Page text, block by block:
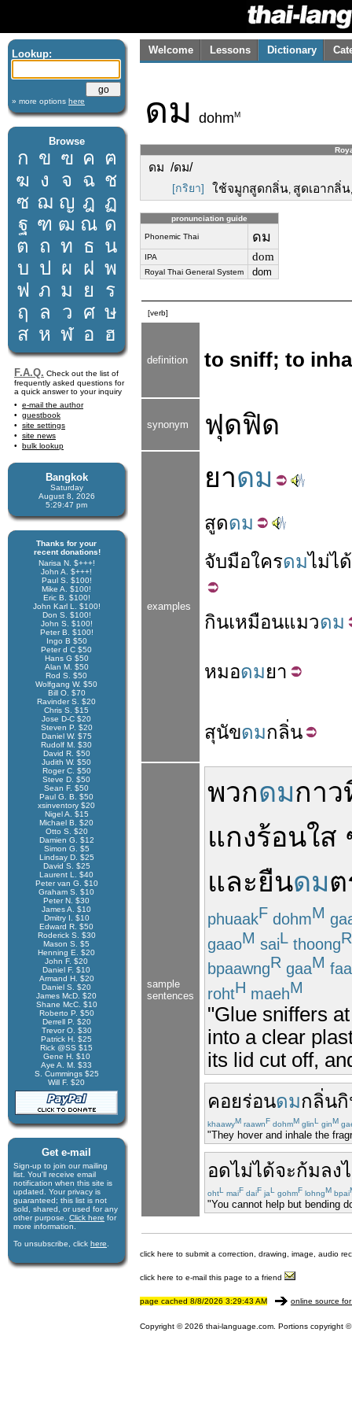
Lookup:
» more options here
Browse
ก ข ฃ ค ฅ
ฆ ง จ ฉ ช
ซ ฌ ญ ฎ ฏ
ฐ ฑ ฒ ณ ด
ต ถ ท ธ น
บ ป ผ ฝ พ
ฟ ภ ม ย
ร
ฤ
ล ว ศ ษ
ส ห ฬ อ ฮ
F.A.Q. Check out the list of
frequently asked questions for
a quick answer to your inquiry
e-mail the author
guestbook
site settings
site news
bulk lookup
Bangkok
Saturday
August 8, 2026
5:29:47 pm
Thanks for your
recent donations!
Narisa N. $+++!
John A. $+++!
Paul S. $100!
Mike A. $100!
Eric B. $100!
John Karl L. $100!
Don S. $100!
John S. $100!
Peter B. $100!
Ingo B $50
Peter d C $50
Hans G $50
Alan M. $50
Rod S. $50
Wolfgang W. $50
Bill O. $70
Ravinder S. $20
Chris S. $15
Jose D-C $20
Steven P. $20
Daniel W. $75
Rudolf M. $30
David R. $50
Judith W. $50
Roger C. $50
Steve D. $50
Sean F. $50
Paul G. B. $50
xsinventory $20
Nigel A. $15
Michael B. $20
Otto S. $20
Damien G. $12
Simon G. $5
Lindsay D. $25
David S. $25
Laurent L. $40
Peter van G. $10
Graham S. $10
Peter N. $30
James A. $10
Dmitry I. $10
Edward R. $50
Roderick S. $30
Mason S. $5
Henning E. $20
John F. $20
Daniel F. $10
Armand H. $20
Daniel S. $20
James McD. $20
Shane McC. $10
Roberto P. $50
Derrell P. $20
Trevor O. $30
Patrick H. $25
Rick @SS $15
Gene H. $10
Aye A. M. $33
S. Cummings $25
Will F. $20
Get e-mail
Sign-up to join our mail­ing
list. You'll receive e­mail
notification when this site is
updated. Your privacy is
guaran­teed; this list is not
sold, shared, or used for any
other purpose. Click here for
more infor­mation.
To unsubscribe, click here
Welcome Lessons Dictionary
ดม dohmM
ดม /ดม/
[กริยา] ใช้จมูกสูดกลิ่น, สูดเอากลิ่น
pronunciation guide
Phonemic Thai ดม
IPA dom
Royal Thai General System dom
[verb]
definition to sniff; to
synonym ฟุดฟิด
examples
ยาดม
สูดดม
จับมือใครดมไม่ได้
กินเหมือนแมวดม
หมอดมยา
สุนัขดมกลิ่น
sample
sentences
พวกดมกาว
แกงร้อนใส
และยืนดมต
phuaakF dohmM
gaaoM saiL thoongR
bpaawngR gaaM
rohtH maehM
"Glue sniffers
into a clear
its lid cut off,
คอยร่อนดมกลิ่น
khaawyM raawnF dohmM glinL ginM
"They hover and inhale the
อดไม่ได้จะก้มลง
ohtL maiF daiF jaL gohmF lohngM bpai
"You cannot help but bending
click here to submit a correction, drawing, image, audio
click here to e-mail this page to a friend
page cached 8/8/2026 3:29:43 AM online source
Copyright © 2026 thai-language.com. Portions copyright